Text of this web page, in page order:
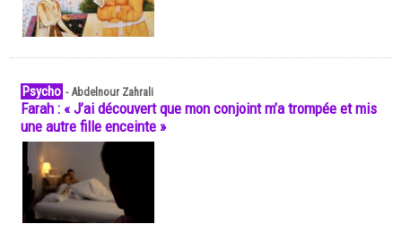
Psycho -Abdelnour Zahrali
Farah : « J’ai découvert que mon conjoint m’a trompée et mis
une autre fille enceinte »